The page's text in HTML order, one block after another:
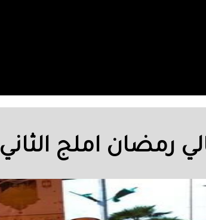
رمضان املج الثاني